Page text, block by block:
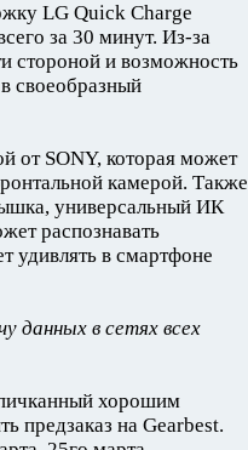
LG Quick Charge
за 30 минут. Из-за
стороной и возможность
своеобразный
от SONY, которая может
камерой. Также
универсальный ИК
распознавать
удивлять в смартфоне
данных в сетях всех
хорошим
предзаказ на Gearbest.